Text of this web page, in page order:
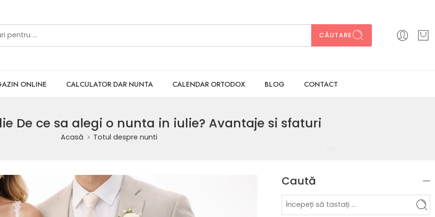
CĂUTARE
ONLINE CALCULATOR DAR NUNTA CALENDAR ORTODOX BLOG CONTACT
De ce sa alegi o nunta in iulie? Avantaje si sfaturi
Acasă Totul despre nunti
Caută